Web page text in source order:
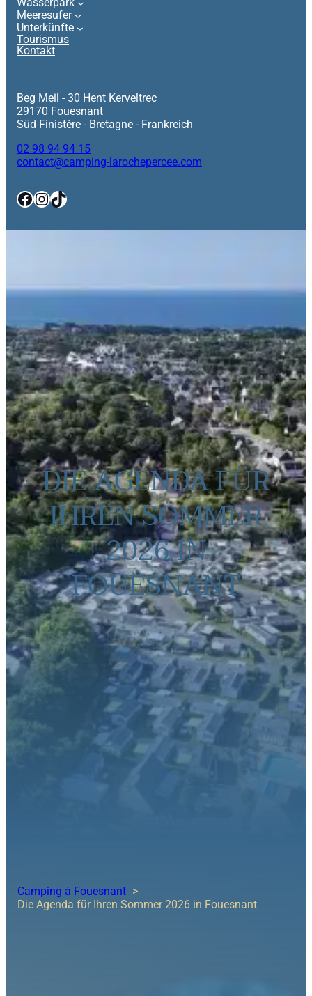
Meeresufer
Unterkünfte
Tourismus
Kontakt
Beg Meil - 30 Hent Kerveltrec
29170 Fouesnant
Süd Finistère - Bretagne - Frankreich
02 98 94 94 15
contact@camping-larochepercee.com
Facebook
Instagram
TikTok
DIE AGENDA FÜR
IHREN SOMMER
2026 IN
FOUESNANT
Camping à Fouesnant
Die Agenda für Ihren Sommer 2026 in Fouesnant